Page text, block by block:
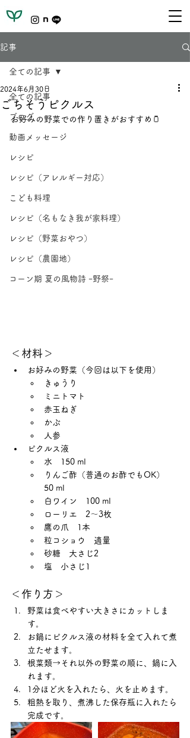
記事
全ての記事
ブログ
動画メッセージ
レシピ
レシピ（アレルギー対応）
こども料理
レシピ（名もなき我が家料理）
レシピ（野菜おやつ）
レシピ（農園地）
コーン期 夏の風物詩 ｰ野祭ｰ
全ての記事
ごちそうピクルス
2024年6月30日
お好みの野菜での作り置きがおすすめ🫙
＜材料＞
お好みの野菜（今回は以下を使用）
きゅうり
ミニトマト
赤玉ねぎ
かぶ
人参
ピクルス液
水　150 ml
りんご酢（普通のお酢でもOK）
50 ml
白ワイン　100 ml
ローリエ　2〜3枚
鷹の爪　1本
粒コショウ　適量
砂糖　大さじ2
塩　小さじ1
＜作り方＞
野菜は食べやすい大きさにカットしま
す。
お鍋にピクルス液の材料を全て入れて煮
立たせます。
根菜類→それ以外の野菜の順に、鍋に入
れます。
1分ほど火を入れたら、火を止めます。
粗熱を取り、煮沸した保存瓶に入れたら
完成です。